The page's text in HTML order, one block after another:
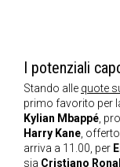
I potenziali
Stando alle quote
primo favorito per
Kylian Mbappé,
Harry Kane,
arriva a 11.00, per
sia Cristiano